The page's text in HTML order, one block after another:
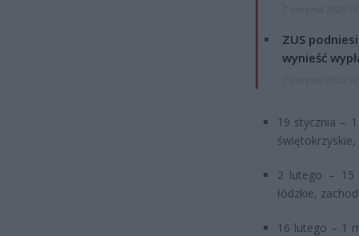
ZUS
wynieść
19 stycznia –
2 lutego – 15
łódzkie,
16 lutego – 1